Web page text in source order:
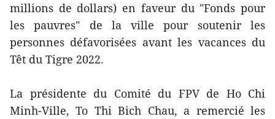
millions de dollars) en faveur du "Fonds pour
les pauvres" de la ville pour soutenir les
personnes défavorisées avant les vacances du
Têt du Tigre 2022.
La présidente du Comité du FPV de Ho Chi
Minh-Ville, To Thi Bich Chau, a remercié les